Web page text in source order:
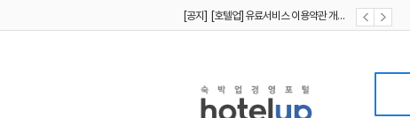
[공지] [호텔업] 개인정보 처리방침 개정본2 (19.09.02)